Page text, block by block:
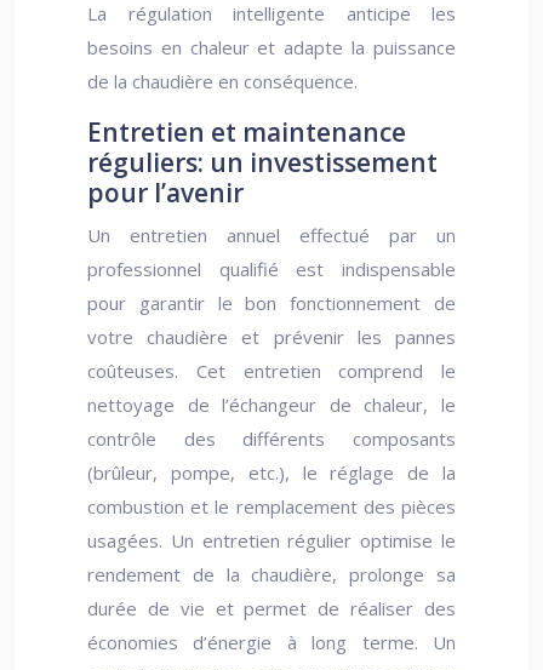
La régulation intelligente anticipe les
besoins en chaleur et adapte la puissance
de la chaudière en conséquence.
Entretien et maintenance
réguliers: un investissement
pour l’avenir
Un entretien annuel effectué par un
professionnel qualifié est indispensable
pour garantir le bon fonctionnement de
votre chaudière et prévenir les pannes
coûteuses. Cet entretien comprend le
nettoyage de l’échangeur de chaleur, le
contrôle des différents composants
(brûleur, pompe, etc.), le réglage de la
combustion et le remplacement des pièces
usagées. Un entretien régulier optimise le
rendement de la chaudière, prolonge sa
durée de vie et permet de réaliser des
économies d’énergie à long terme. Un